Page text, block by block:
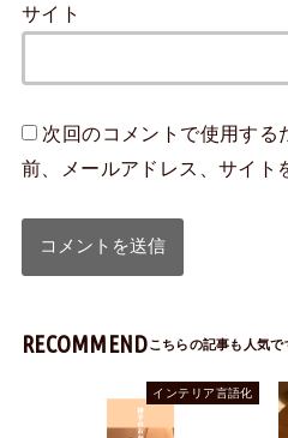
サイト
次回のコメントで使用する
前、メールアドレス、サイト
RECOMMEND
インテリア言語化